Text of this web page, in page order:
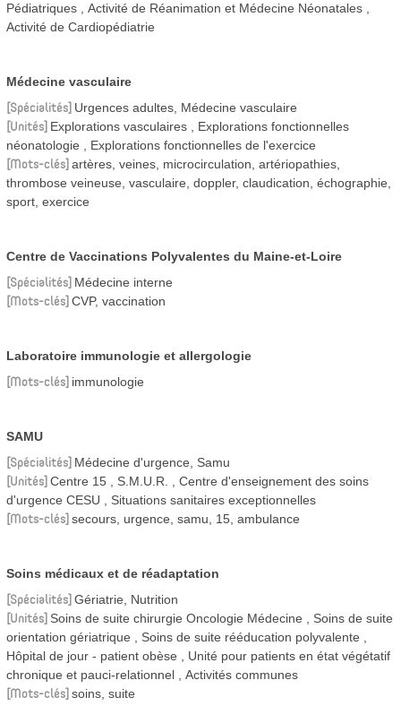
Pédiatriques
Activité de Réanimation et Médecine Néonatales
Activité de Cardiopédiatrie
Médecine vasculaire
Spécialités Urgences adultes, Médecine vasculaire
Unités Explorations vasculaires
Explorations fonctionnelles
néonatologie
Explorations fonctionnelles de l'exercice
Mots-clés artères, veines, microcirculation, artériopathies,
thrombose veineuse, vasculaire, doppler, claudication, échographie,
sport, exercice
Centre de Vaccinations Polyvalentes du Maine-et-Loire
Spécialités Médecine interne
Mots-clés CVP, vaccination
Laboratoire immunologie et allergologie
Mots-clés immunologie
SAMU
Spécialités Médecine d'urgence, Samu
Unités Centre 15 S.M.U.R.
Centre d'enseignement des soins
d'urgence CESU
Situations sanitaires exceptionnelles
Mots-clés secours, urgence, samu, 15, ambulance
Soins médicaux et de réadaptation
Spécialités Gériatrie, Nutrition
Unités Soins de suite chirurgie Oncologie Médecine
Soins de suite
orientation gériatrique
Soins de suite rééducation polyvalente
Hôpital de jour - patient obèse
Unité pour patients en état végétatif
chronique et pauci-relationnel
Activités communes
Mots-clés soins, suite